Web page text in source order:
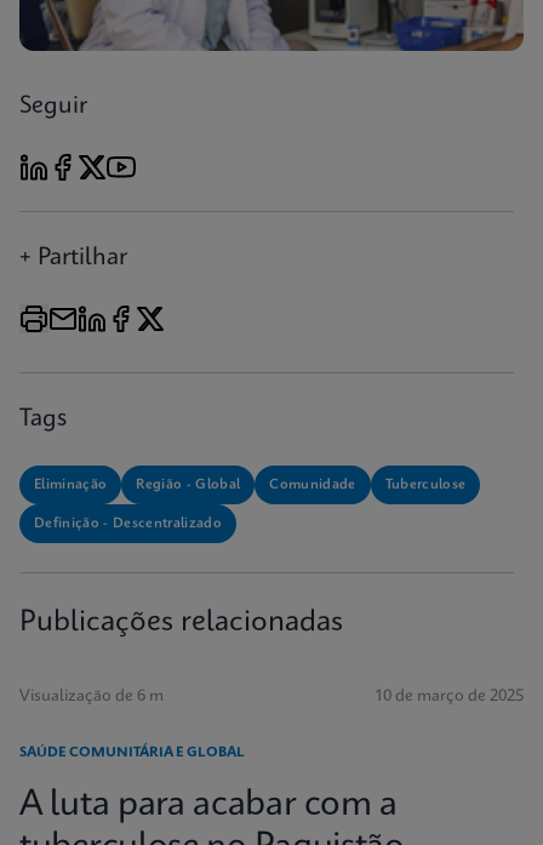
Seguir
+ Partilhar
Tags
Eliminação Região - Global Comunidade Tuberculose
Definição - Descentralizado
Publicações relacionadas
Visualização de 6 m 10 de março de 2025
SAÚDE COMUNITÁRIA E GLOBAL
A luta para acabar com a